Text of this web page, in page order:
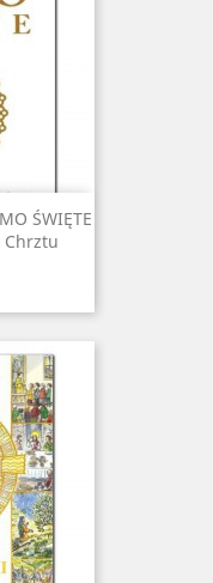
ŚWIĘTE
Chrztu